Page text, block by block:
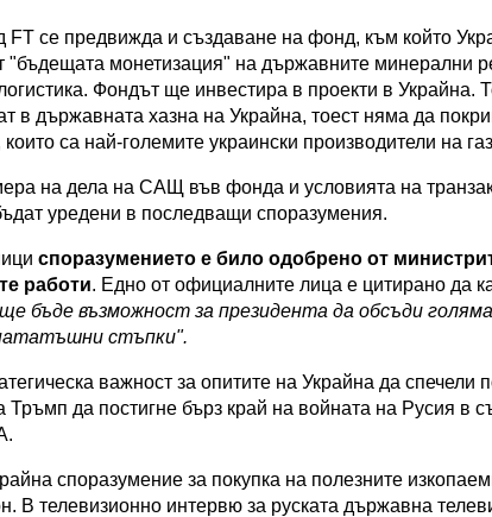
FT се предвижда и създаване на фонд, към който
"бъдещата монетизация" на държавните минерални
Фондът ще инвестира в проекти в
в държавната хазна на Украйна, тоест няма да
са най-големите украински производители на
на дела на САЩ във фонда и условията на
уредени в последващи споразумения.
споразумението е било одобрено от
работи. Едно от официалните лица е цитирано да
бъде възможност за президента да обсъди
стъпки".
важност за опитите на Украйна да
Тръмп да постигне бърз край на войната на Русия в
споразумение за покупка на полезните
В телевизионно интервю за руската държавна